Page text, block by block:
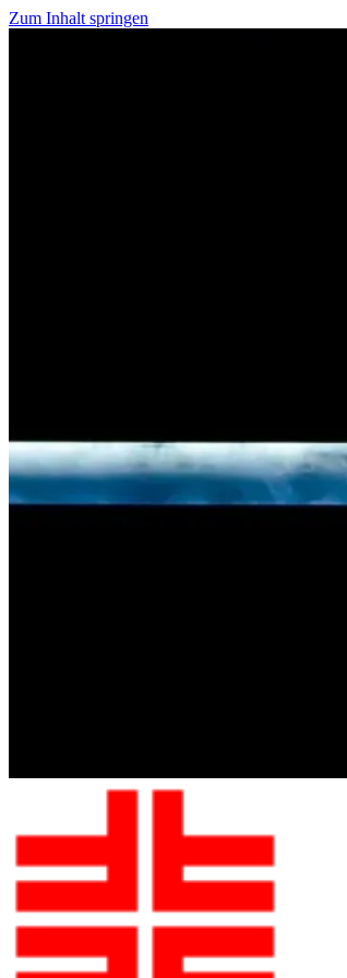
Zum Inhalt springen